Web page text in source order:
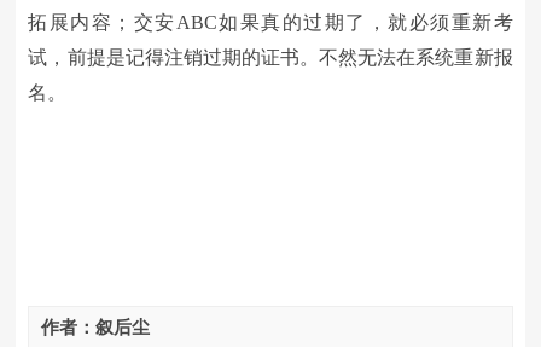
拓展内容；交安ABC如果真的过期了，就必须重新考
试，前提是记得注销过期的证书。不然无法在系统重新报
名。
作者：叙后尘